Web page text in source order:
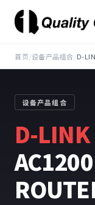
首页/设备产品组合/D-
设备产品组合
D-LINK